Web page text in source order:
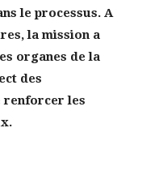
le processus. A
la mission a
organes de la
des
renforcer les